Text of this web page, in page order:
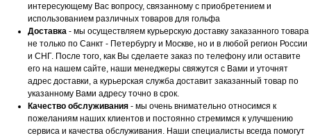
интересующему Вас вопросу, связанному с приобретением и
использованием различных товаров для гольфа
Доставка - мы осуществляем курьерскую доставку заказанного товара
не только по Санкт - Петербургу и Москве, но и в любой регион России
и СНГ. После того, как Вы сделаете заказ по телефону или оставите
его на нашем сайте, наши менеджеры свяжутся с Вами и уточнят
адрес доставки, а курьерская служба доставит заказанный товар по
указанному Вами адресу точно в срок.
Качество обслуживания - мы очень внимательно относимся к
пожеланиям наших клиентов и постоянно стремимся к улучшению
сервиса и качества обслуживания. Наши специалисты всегда помогут